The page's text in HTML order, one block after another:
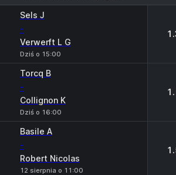
Sels J
-
Verwerft L G
Dziś o 15:00
Torcq B
-
Collignon K
Dziś o 16:00
Basile A
-
Robert Nicolas
12 sierpnia o 11:00